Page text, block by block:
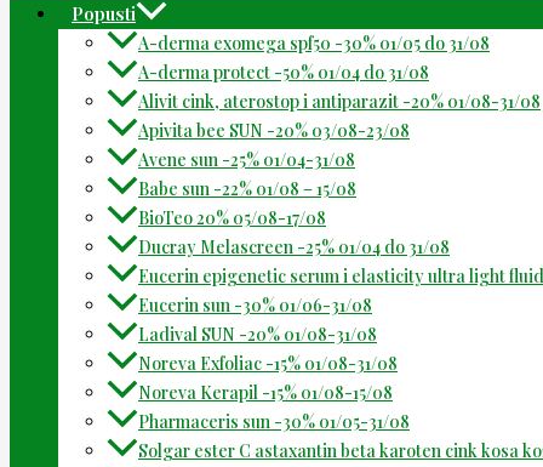
Popusti
A-derma exomega spf50 -30% 01/05 do 31/08
A-derma protect -50% 01/04 do 31/08
Alivit cink, aterostop i antiparazit -20% 01/08-31/08
Apivita bee SUN -20% 03/08-23/08
Avene sun -25% 01/04-31/08
Babe sun -22% 01/08 – 15/08
BioTeo 20% 05/08-17/08
Ducray Melascreen -25% 01/04 do 31/08
Eucerin epigenetic serum i elasticity ultra light
Eucerin sun -30% 01/06-31/08
Ladival SUN -20% 01/08-31/08
Noreva Exfoliac -15% 01/08-31/08
Noreva Kerapil -15% 01/08-15/08
Pharmaceris sun -30% 01/05-31/08
Solgar ester C astaxantin beta karoten cink kosa